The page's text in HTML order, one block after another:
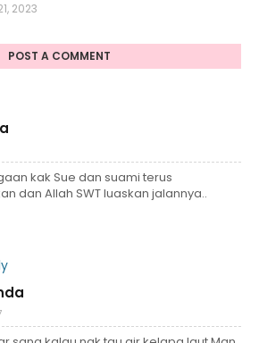
2023
POST A COMMENT
kak Sue dan suami terus
dan Allah SWT luaskan jalannya..